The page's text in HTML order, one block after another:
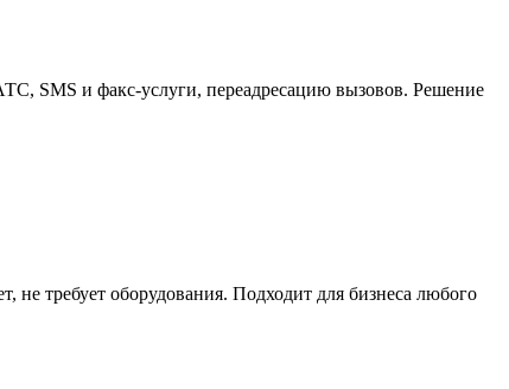
SMS и факс-услуги, переадресацию вызовов. Решение
не требует оборудования. Подходит для бизнеса любого